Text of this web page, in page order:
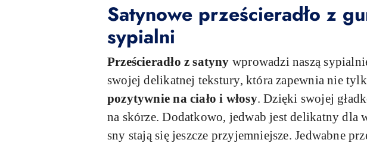
Satynowe prześcieradło z
sypialni
Prześcieradło z satyny wprowadzi naszą
swojej delikatnej tekstury, która zapewnia nie
pozytywnie na ciało i włosy. Dzięki swojej
na skórze. Dodatkowo, jedwab jest delikatny dla
sny stają się jeszcze przyjemniejsze. Jedwabne